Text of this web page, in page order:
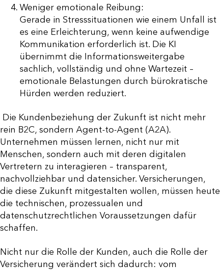
Weniger emotionale Reibung:
Gerade in Stresssituationen wie einem Unfall ist
es eine Erleichterung, wenn keine aufwendige
Kommunikation erforderlich ist. Die KI
übernimmt die Informationsweitergabe
sachlich, vollständig und ohne Wartezeit –
emotionale Belastungen durch bürokratische
Hürden werden reduziert.
Die Kundenbeziehung der Zukunft ist nicht mehr
rein B2C, sondern Agent-to-Agent (A2A).
Unternehmen müssen lernen, nicht nur mit
Menschen, sondern auch mit deren digitalen
Vertretern zu interagieren – transparent,
nachvollziehbar und datensicher. Versicherungen,
die diese Zukunft mitgestalten wollen, müssen heute
die technischen, prozessualen und
datenschutzrechtlichen Voraussetzungen dafür
schaffen.
Nicht nur die Rolle der Kunden, auch die Rolle der
Versicherung verändert sich dadurch: vom